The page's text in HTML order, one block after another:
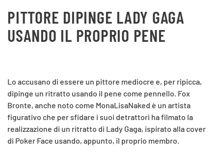
PITTORE DIPINGE LADY GAGA
USANDO IL PROPRIO PENE
Lo accusano di essere un pittore mediocre e, per ripicca,
dipinge un ritratto usando il pene come pennello. Fox
Bronte, anche noto come MonaLisaNaked è un artista
figurativo che per sfidare i suoi detrattori ha filmato la
realizzazione di un ritratto di Lady Gaga, ispirato alla cover
di Poker Face usando, appunto, il proprio membro.